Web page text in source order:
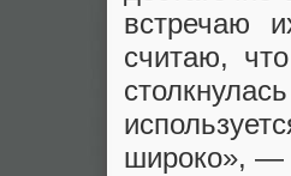
встречаю
считаю,
широко», —